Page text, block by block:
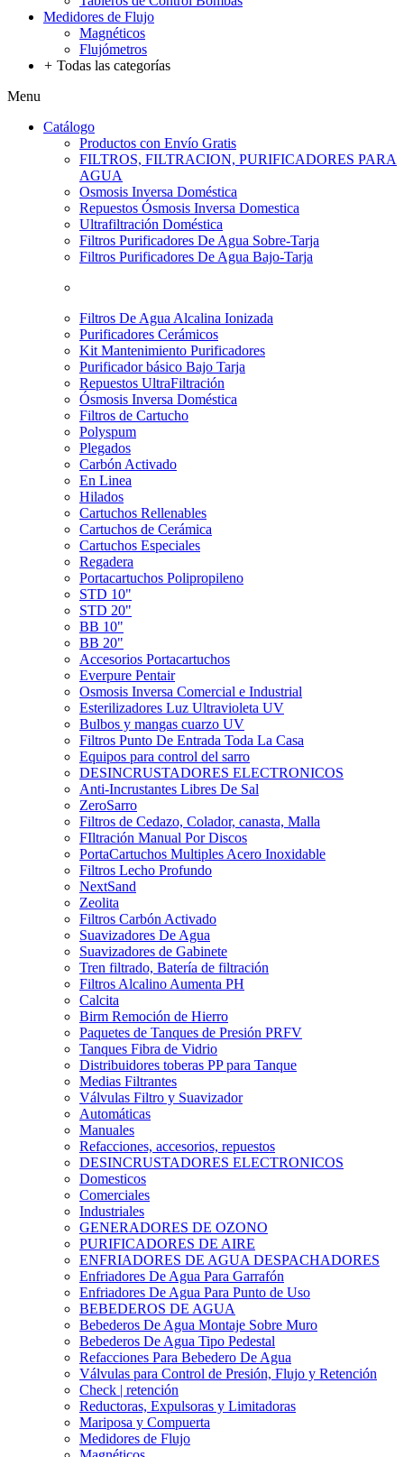
Medidores de Flujo
Magnéticos
Flujómetros
+ Todas las categorías
Menu
Catálogo
Productos con Envío Gratis
FILTROS, FILTRACION, PURIFICADORES PARA
AGUA
Osmosis Inversa Doméstica
Repuestos Ósmosis Inversa Domestica
Ultrafiltración Doméstica
Filtros Purificadores De Agua Sobre-Tarja
Filtros Purificadores De Agua Bajo-Tarja
Filtros De Agua Alcalina Ionizada
Purificadores Cerámicos
Kit Mantenimiento Purificadores
Purificador básico Bajo Tarja
Repuestos UltraFiltración
Ósmosis Inversa Doméstica
Filtros de Cartucho
Polyspum
Plegados
Carbón Activado
En Linea
Hilados
Cartuchos Rellenables
Cartuchos de Cerámica
Cartuchos Especiales
Regadera
Portacartuchos Polipropileno
STD 10"
STD 20"
BB 10"
BB 20"
Accesorios Portacartuchos
Everpure Pentair
Osmosis Inversa Comercial e Industrial
Esterilizadores Luz Ultravioleta UV
Bulbos y mangas cuarzo UV
Filtros Punto De Entrada Toda La Casa
Equipos para control del sarro
DESINCRUSTADORES ELECTRONICOS
Anti-Incrustantes Libres De Sal
ZeroSarro
Filtros de Cedazo, Colador, canasta, Malla
FIltración Manual Por Discos
PortaCartuchos Multiples Acero Inoxidable
Filtros Lecho Profundo
NextSand
Zeolita
Filtros Carbón Activado
Suavizadores De Agua
Suavizadores de Gabinete
Tren filtrado, Batería de filtración
Filtros Alcalino Aumenta PH
Calcita
Birm Remoción de Hierro
Paquetes de Tanques de Presión PRFV
Tanques Fibra de Vidrio
Distribuidores toberas PP para Tanque
Medias Filtrantes
Válvulas Filtro y Suavizador
Automáticas
Manuales
Refacciones, accesorios, repuestos
DESINCRUSTADORES ELECTRONICOS
Domesticos
Comerciales
Industriales
GENERADORES DE OZONO
PURIFICADORES DE AIRE
ENFRIADORES DE AGUA DESPACHADORES
Enfriadores De Agua Para Garrafón
Enfriadores De Agua Para Punto de Uso
BEBEDEROS DE AGUA
Bebederos De Agua Montaje Sobre Muro
Bebederos De Agua Tipo Pedestal
Refacciones Para Bebedero De Agua
Válvulas para Control de Presión, Flujo y Retención
Check | retención
Reductoras, Expulsoras y Limitadoras
Mariposa y Compuerta
Medidores de Flujo